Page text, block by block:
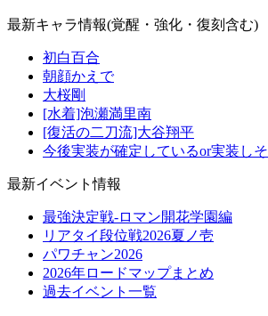
最新キャラ情報(覚醒・強化・復刻含む)
初白百合
朝顔かえで
大桜剛
[水着]泡瀬満里南
[復活の二刀流]大谷翔平
今後実装が確定しているor実装し
最新イベント情報
最強決定戦-ロマン開花学園編
リアタイ段位戦2026夏ノ壱
パワチャン2026
2026年ロードマップまとめ
過去イベント一覧